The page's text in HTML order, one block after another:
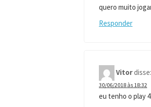
quero muito
Responder
Vitordisse:
30/06/2018 às 18:32
eu tenho o play